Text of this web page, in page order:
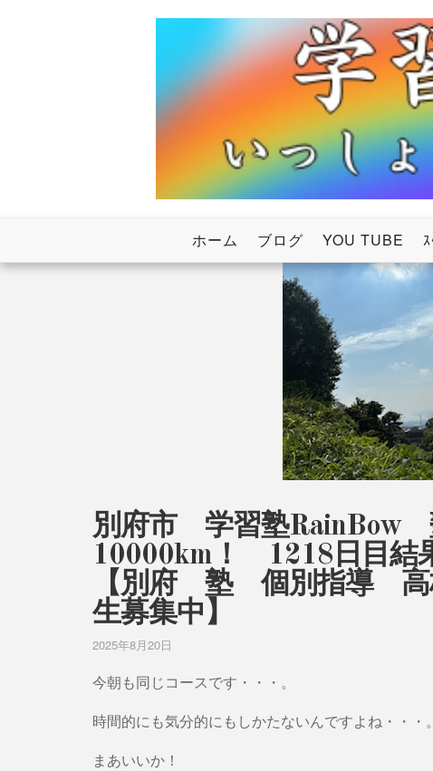
学習塾
ホーム ブログ YOU TUBE
別府市 学習塾RainBow
10000km！ 1218日目
【別府 塾 個別指導
生募集中】
2025年8月20日
今朝も同じコースです・・・。
時間的にも気分的にもしかたないんですよね・・・。
まあいいか！